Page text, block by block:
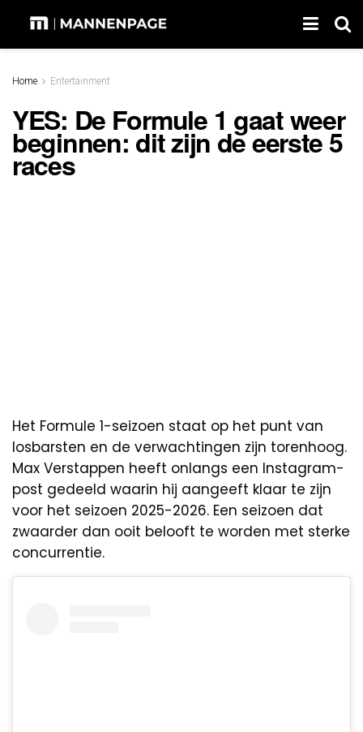
Home Entertainment
YES: De Formule 1 gaat weer
beginnen: dit zijn de eerste 5
races
Het Formule 1-seizoen staat op het punt van
losbarsten en de verwachtingen zijn torenhoog.
Max Verstappen heeft onlangs een Instagram-
post gedeeld waarin hij aangeeft klaar te zijn
voor het seizoen 2025-2026. Een seizoen dat
zwaarder dan ooit belooft te worden met sterke
concurrentie.